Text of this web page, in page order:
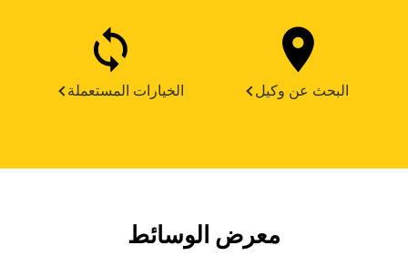
الخيارات المستعملة البحث عن وكيل
معرض الوسائط